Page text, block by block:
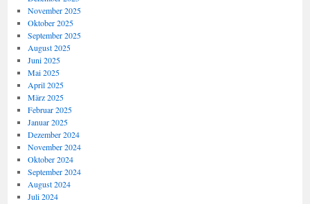
November 2025
Oktober 2025
September 2025
August 2025
Juni 2025
Mai 2025
April 2025
März 2025
Februar 2025
Januar 2025
Dezember 2024
November 2024
Oktober 2024
September 2024
August 2024
Juli 2024